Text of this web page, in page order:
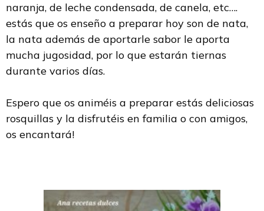
naranja, de leche condensada, de canela, etc….
estás que os enseño a preparar hoy son de nata,
la nata además de aportarle sabor le aporta
mucha jugosidad, por lo que estarán tiernas
durante varios días.
Espero que os animéis a preparar estás deliciosas
rosquillas y la disfrutéis en familia o con amigos,
os encantará!